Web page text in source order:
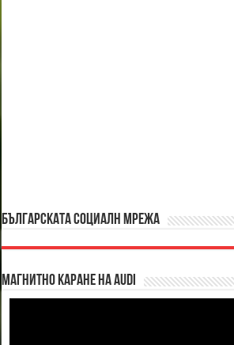
БЪЛГАРСКАТА СОЦИАЛН МРЕЖА
Магнитно каране на Audi